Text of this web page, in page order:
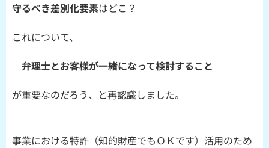
守るべき差別化要素はどこ？
これについて、
弁理士とお客様が一緒になって検討すること
が重要なのだろう、と再認識しました。
事業における特許（知的財産でもＯＫです）活用のため